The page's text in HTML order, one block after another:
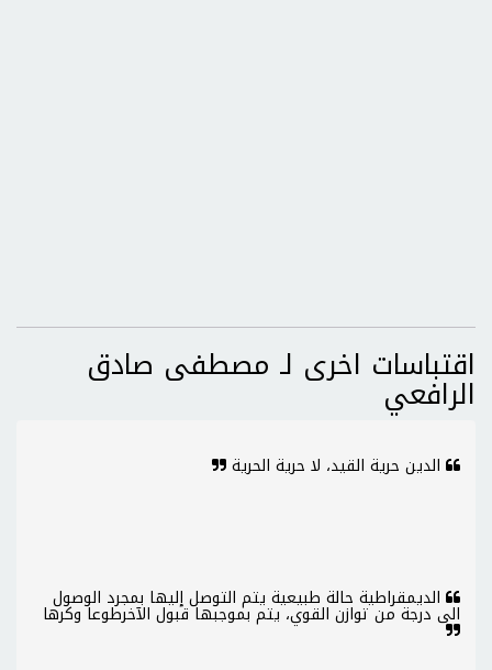
اقتباسات اخرى لـ مصطفى صادق
الرافعي
الدين حرية القيد، لا حرية الحرية
الديمقراطية حالة طبيعية يتم التوصل إليها بمجرد الوصول
الى درجة من توازن القوي، يتم بموجبها قبول الآخرطوعا وكرها